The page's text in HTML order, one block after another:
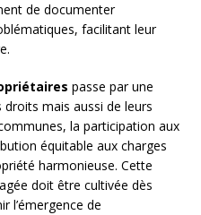
de documenter
facilitant leur
passe par une
mais aussi de leurs
la participation aux
équitable aux charges
harmonieuse. Cette
doit être cultivée dès
l’émergence de